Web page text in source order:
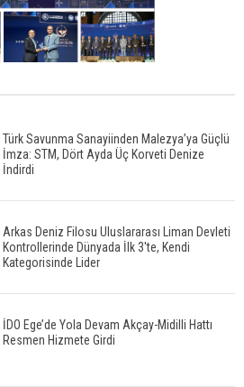
Türk Savunma Sanayiinden Malezya’ya Güçlü
İmza: STM, Dört Ayda Üç Korveti Denize
İndirdi
Arkas Deniz Filosu Uluslararası Liman Devleti
Kontrollerinde Dünyada İlk 3'te, Kendi
Kategorisinde Lider
İDO Ege’de Yola Devam Akçay-Midilli Hattı
Resmen Hizmete Girdi